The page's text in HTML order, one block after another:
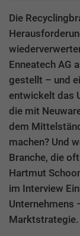
Die
Enneatech AG
gestellt – und
entwickelt das
die mit
dem
machen? Und
Branche, die
Hartmut
im Interview
Unternehmens
Marktstrategie.